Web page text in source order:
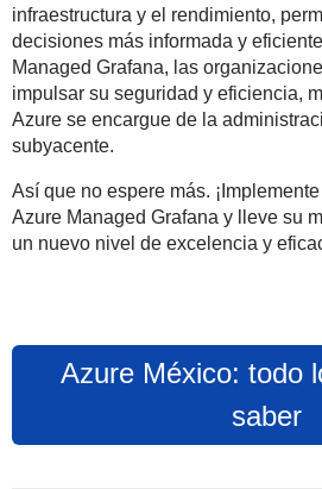
infraestructura y el rendimiento,
decisiones más informada y
Managed Grafana, las
impulsar su seguridad y eficiencia,
Azure se encargue de la
subyacente.
Así que no espere más.
Azure Managed Grafana y lleve su
un nuevo nivel de excelencia y
Azure México: todo
saber